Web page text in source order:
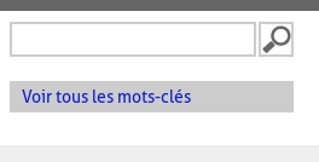
Voir tous les mots-clés